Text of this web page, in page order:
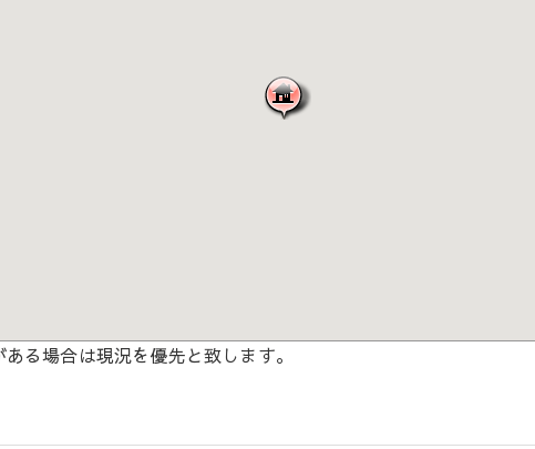
る場合は現況を優先と致します。